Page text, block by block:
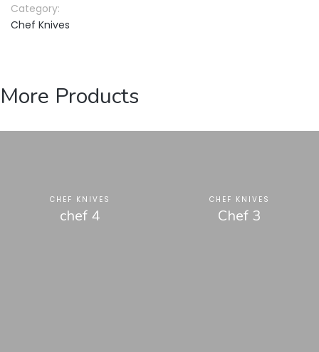
Category:
Chef Knives
More Products
CHEF KNIVES
chef 4
CHEF KNIVES
Chef 3